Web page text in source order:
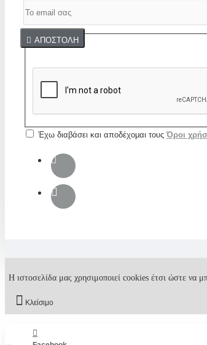
ΑΠΟΣΤΟΛΉ
Captcha
Έχω διαβάσει και αποδέχομαι τους Όροι
Η ιστοσελίδα μας χρησιμοποιεί cookies έτσι ώστε να
Κλείσιμο